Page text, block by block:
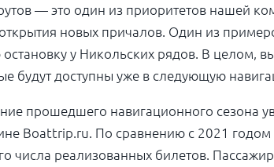
— это один из приоритетов нашей
новых причалов. Один из
у Никольских рядов. В целом,
будут доступны уже в следующую
прошедшего навигационного сезона
Boattrip.ru. По сравнению с 2021 годом
числа реализованных билетов.